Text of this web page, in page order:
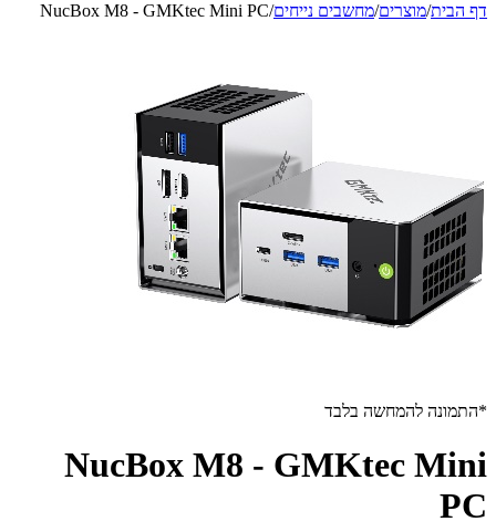
דף הבית/מוצרים/מחשבים נייחים/
NucBox M8 - GMKtec Mini PC
*התמונה להמחשה בלבד
NucBox M8 - GMKtec Mini
PC